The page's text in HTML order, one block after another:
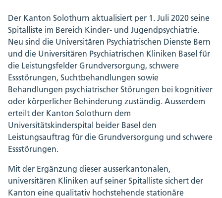
Der Kanton Solothurn aktualisiert per 1. Juli 2020 seine
Spitalliste im Bereich Kinder- und Jugendpsychiatrie.
Neu sind die Universitären Psychiatrischen Dienste Bern
und die Universitären Psychiatrischen Kliniken Basel für
die Leistungsfelder Grundversorgung, schwere
Essstörungen, Suchtbehandlungen sowie
Behandlungen psychiatrischer Störungen bei kognitiver
oder körperlicher Behinderung zuständig. Ausserdem
erteilt der Kanton Solothurn dem
Universitätskinderspital beider Basel den
Leistungsauftrag für die Grundversorgung und schwere
Essstörungen.
Mit der Ergänzung dieser ausserkantonalen,
universitären Kliniken auf seiner Spitalliste sichert der
Kanton eine qualitativ hochstehende stationäre